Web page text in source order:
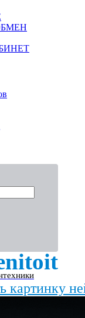
картинку